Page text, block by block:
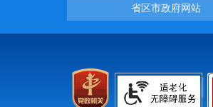
省区市政府网站